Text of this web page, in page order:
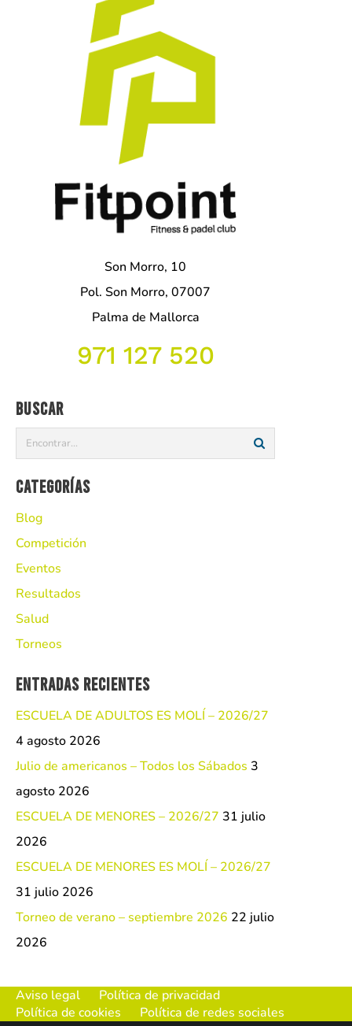
Son Morro, 10
Pol. Son Morro, 07007
Palma de Mallorca
971 127 520
Buscar
Categorías
Blog
Competición
Eventos
Resultados
Salud
Torneos
Entradas recientes
ESCUELA DE ADULTOS ES MOLÍ – 2026/27
4 agosto 2026
Julio de americanos – Todos los Sábados 3
agosto 2026
ESCUELA DE MENORES – 2026/27 31 julio
2026
ESCUELA DE MENORES ES MOLÍ – 2026/27
31 julio 2026
Torneo de verano – septiembre 2026 22 julio
2026
Aviso legal
Política de privacidad
Política de cookies
Política de redes sociales